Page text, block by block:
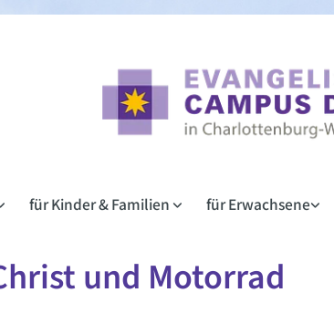
für Kinder & Familien für Erwachsene
und Motorrad